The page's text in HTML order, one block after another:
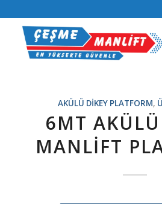
AKÜLÜ DIKEY PLATFORM,
6MT
MANLIFT